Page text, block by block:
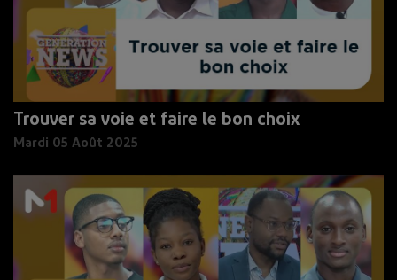
Trouver sa voie et faire le bon choix
Mardi 05 Août 2025